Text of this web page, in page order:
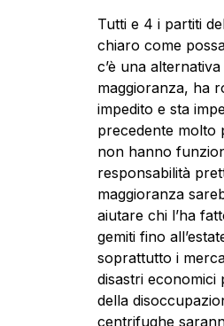
Tutti e 4 i partiti
chiaro come
c’è una
maggioranza, ha
impedito e sta
precedente molto
non hanno
responsabilità
maggioranza
aiutare chi l’ha
gemiti fino
soprattutto i
disastri economici
della
centrifughe